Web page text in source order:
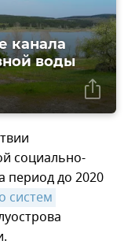
канала
воды
социально-
период до 2020
систем